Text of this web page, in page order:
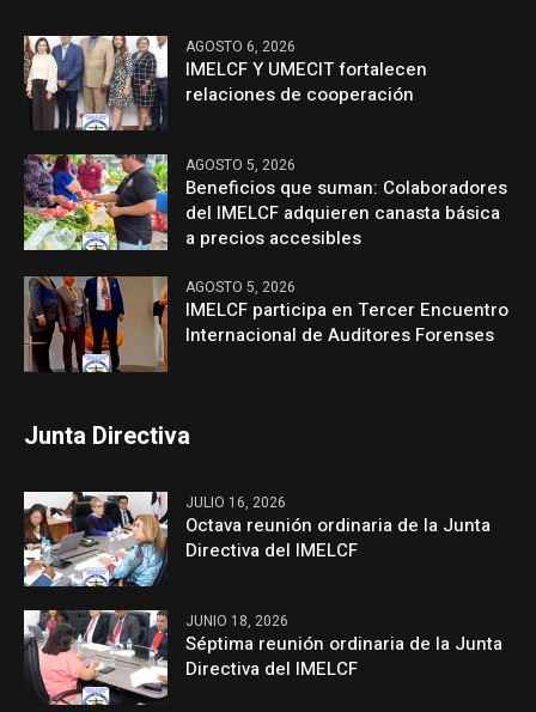
AGOSTO 6, 2026
IMELCF Y UMECIT fortalecen
relaciones de cooperación
AGOSTO 5, 2026
Beneficios que suman: Colaboradores
del IMELCF adquieren canasta básica
a precios accesibles
AGOSTO 5, 2026
IMELCF participa en Tercer Encuentro
Internacional de Auditores Forenses
Junta Directiva
JULIO 16, 2026
Octava reunión ordinaria de la Junta
Directiva del IMELCF
JUNIO 18, 2026
Séptima reunión ordinaria de la Junta
Directiva del IMELCF